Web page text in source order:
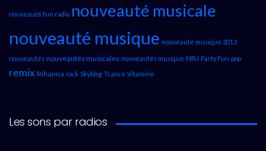
nouveauté fun radio nouveauté musicale
nouveauté musique nouveauté musique 2012
nouveautés nouveautés musicales nouveautés musique NRJ Party Fun pop
remix Rihanna rock Skyblog Trance Vitamine
Les sons par radios